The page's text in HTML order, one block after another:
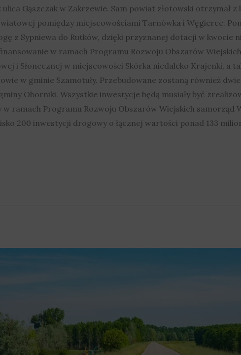
Gąszczak w Zakrzewie. Sam powiat złotowski otrzymał z
pomiędzy miejscowościami Tarnówka i Węgierce.
z Sypniewa do Rutków, dzięki przyznanej dotacji w kwocie
w ramach Programu Rozwoju Obszarów
i Słonecznej w miejscowości Skórka niedaleko Krajenki, a
w gminie Szamotuły. Przebudowane zostaną również
Oborniki. Wszystkie inwestycje będą musiały być
ramach Programu Rozwoju Obszarów Wiejskich samorząd
200 inwestycji drogowy o łącznej wartości ponad 133